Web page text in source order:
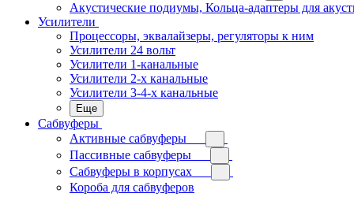
Акустические подиумы, Кольца-адаптеры для
Усилители
Процессоры, эквалайзеры, регуляторы к ним
Усилители 24 вольт
Усилители 1-канальные
Усилители 2-х канальные
Усилители 3-4-х канальные
Еще
Сабвуферы
Активные сабвуферы
Пассивные сабвуферы
Сабвуферы в корпусах
Короба для сабвуферов